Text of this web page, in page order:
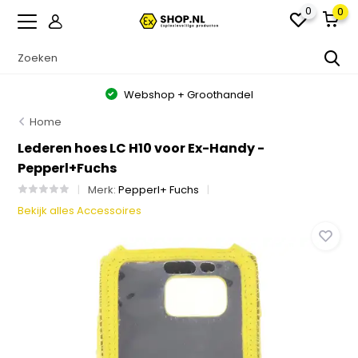
0 0
Webshop + Groothandel
Home
Lederen hoes LC H10 voor Ex-Handy -
Pepperl+Fuchs
Merk:Pepperl+ Fuchs
Bekijk alles Accessoires